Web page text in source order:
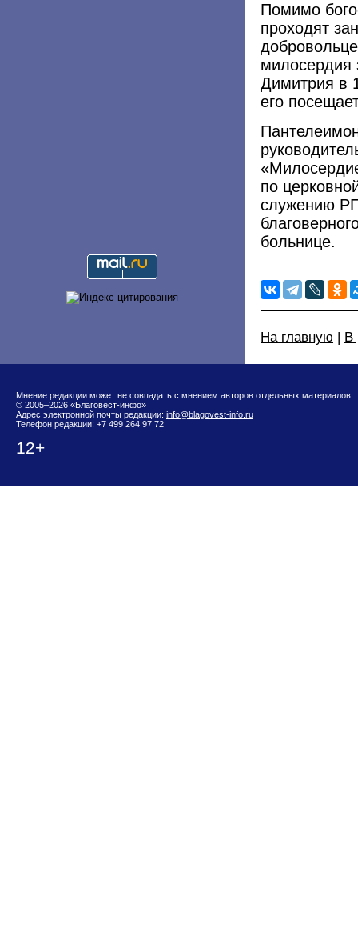
Помимо
проходят
милосердия
Димитрия в
его
по
служению
больнице.
На главную В
Мнение редакции может не совпадать с мнением авторов отдельных материалов.
© 2005–2026 «Благовест-инфо»
Адрес электронной почты редакции: info@blagovest-info.ru
Телефон редакции: +7 499 264 97 72
12+